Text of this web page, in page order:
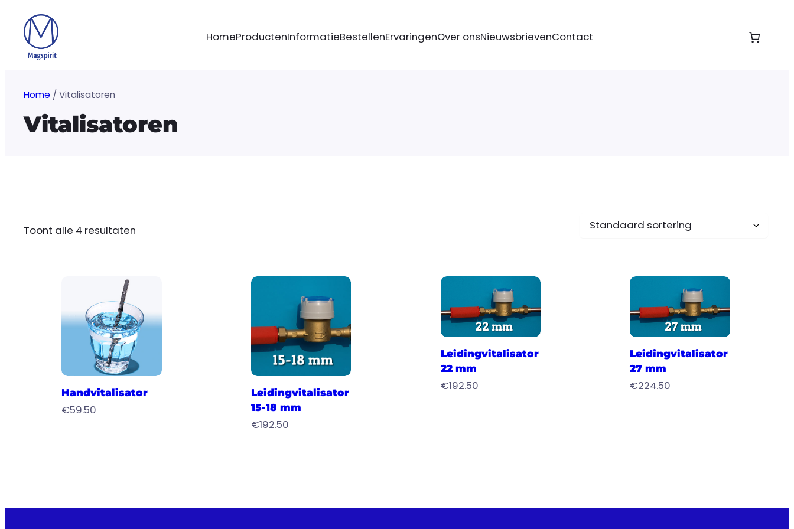
naar
inhoud
HomeProductenInformatieBestellenErvaringenOver onsNieuwsbrievenContact
Home / Vitalisatoren
Vitalisatoren
Toont alle 4 resultaten
Toevoegen aan winkelwagen
Handvitalisator
€59.50
Toevoegen aan winkelwagen
Leidingvitalisator
15-18 mm
€192.50
Toevoegen aan winkelwagen
Leidingvitalisator
22 mm
€192.50
Toevoegen aan winkelwagen
Leidingvitalisator
27 mm
€224.50